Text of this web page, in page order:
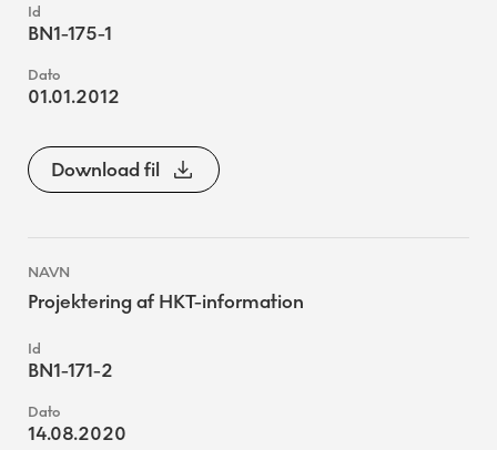
BN1-175-1
01.01.2012
Download fil
Projektering af HKT-information
BN1-171-2
14.08.2020